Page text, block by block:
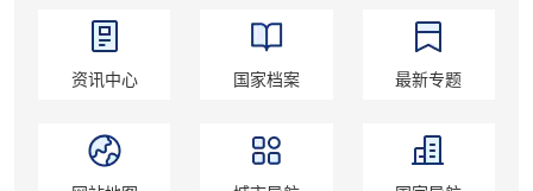
资讯中心 国家档案 最新专题